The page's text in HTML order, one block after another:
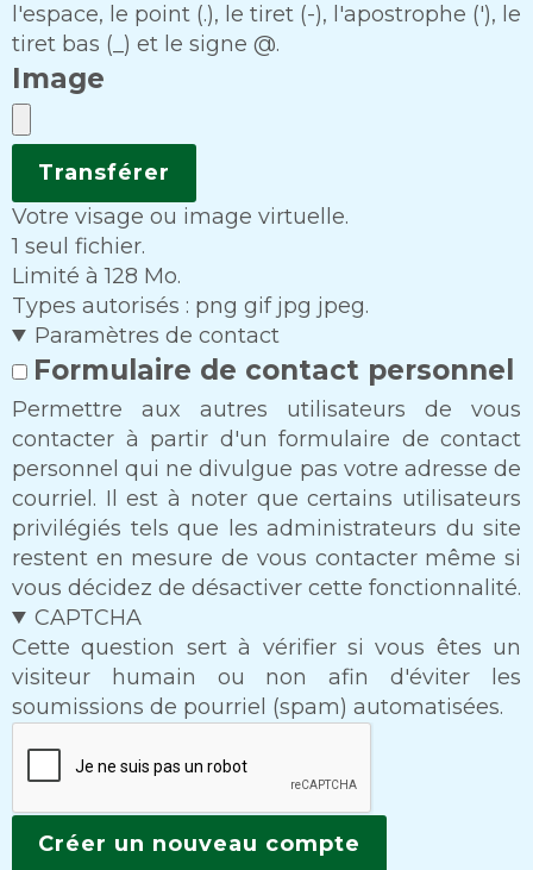
l'espace, le point (.), le tiret (-), l'apostrophe ('), le
tiret bas (_) et le signe @.
Image
Votre visage ou image virtuelle.
1 seul fichier.
Limité à 128 Mo.
Types autorisés : png gif jpg jpeg.
Paramètres de contact
Formulaire de contact personnel
Permettre aux autres utilisateurs de vous
contacter à partir d'un formulaire de contact
personnel qui ne divulgue pas votre adresse de
courriel. Il est à noter que certains utilisateurs
privilégiés tels que les administrateurs du site
restent en mesure de vous contacter même si
vous décidez de désactiver cette fonctionnalité.
CAPTCHA
Cette question sert à vérifier si vous êtes un
visiteur humain ou non afin d'éviter les
soumissions de pourriel (spam) automatisées.